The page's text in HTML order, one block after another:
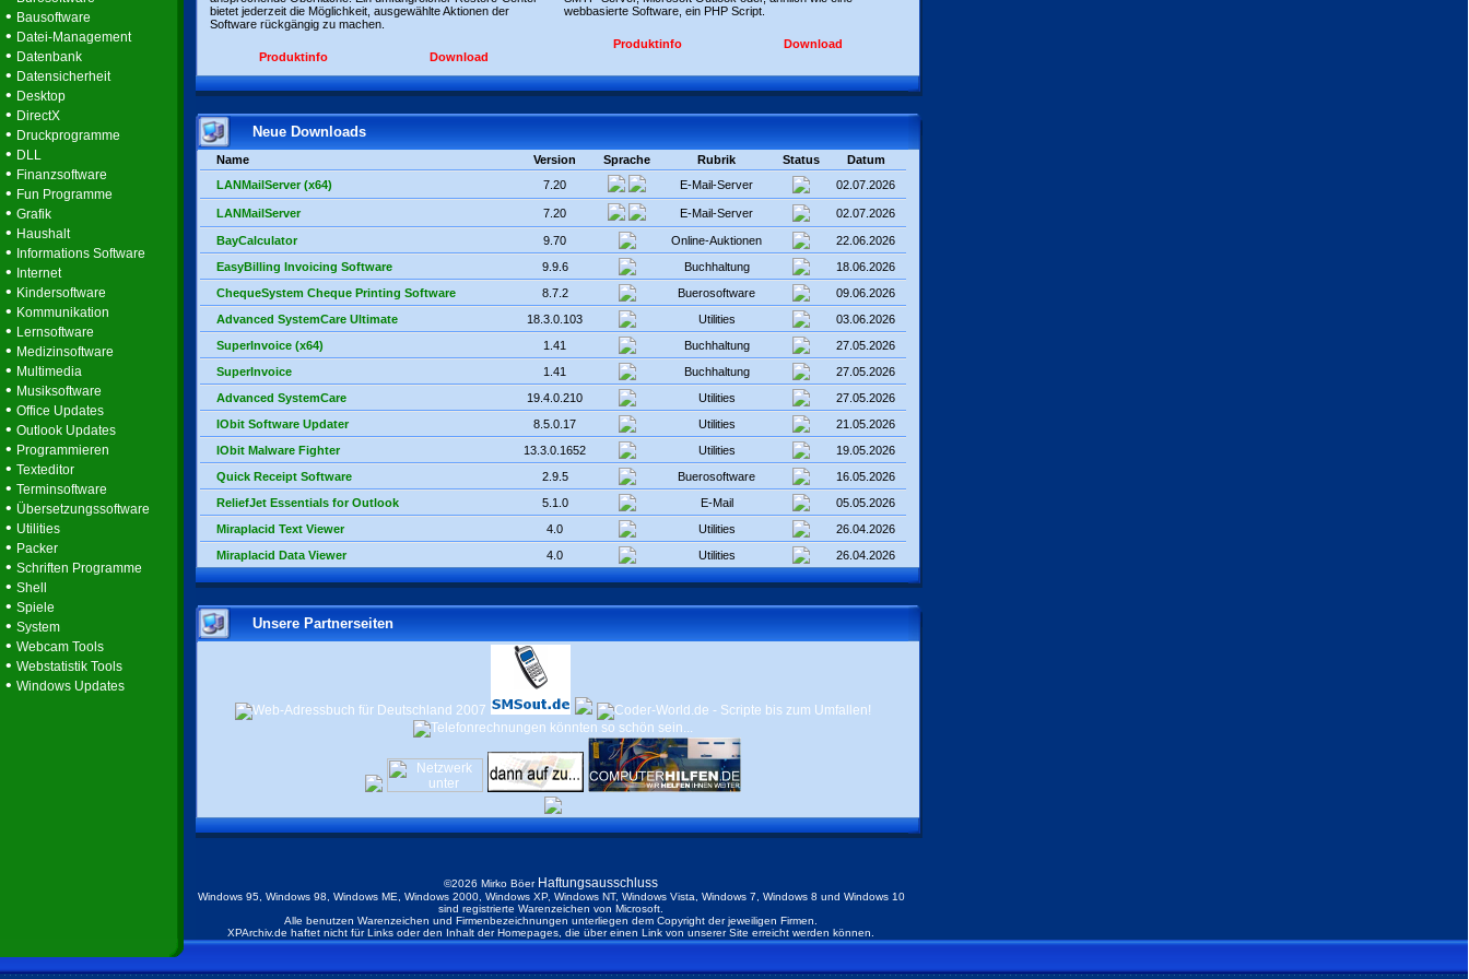
• Bausoftware
• Datei-Management
• Datenbank
• Datensicherheit
• Desktop
• DirectX
• Druckprogramme
• DLL
• Finanzsoftware
• Fun Programme
• Grafik
• Haushalt
• Informations Software
• Internet
• Kindersoftware
• Kommunikation
• Lernsoftware
• Medizinsoftware
• Multimedia
• Musiksoftware
• Office Updates
• Outlook Updates
• Programmieren
• Texteditor
• Terminsoftware
• Übersetzungssoftware
• Utilities
• Packer
• Schriften Programme
• Shell
• Spiele
• System
• Webcam Tools
• Webstatistik Tools
• Windows Updates
bietet jederzeit die Möglichkeit, ausgewählte Aktionen der
Software rückgängig zu machen.
Produktinfo Download
webbasierte Software, ein PHP Script.
Produktinfo Download
Neue Downloads
Name Version Sprache Rubrik Status
Datum
LANMailServer (x64)
7.20 E-Mail-Server 02.07.2026
LANMailServer 7.20 E-Mail-Server 02.07.2026
BayCalculator 9.70 Online-Auktionen
22.06.2026
EasyBilling Invoicing Software
9.9.6 Buchhaltung
18.06.2026
ChequeSystem Cheque Printing Software
8.7.2 Buerosoftware
09.06.2026
Advanced SystemCare Ultimate
18.3.0.103 Utilities
03.06.2026
SuperInvoice (x64)
1.41 Buchhaltung
27.05.2026
SuperInvoice
1.41 Buchhaltung
27.05.2026
Advanced SystemCare
19.4.0.210 Utilities
27.05.2026
IObit Software Updater
8.5.0.17 Utilities
21.05.2026
IObit Malware Fighter
13.3.0.1652 Utilities
19.05.2026
Quick Receipt Software
2.9.5 Buerosoftware
16.05.2026
ReliefJet Essentials for Outlook
5.1.0 E-Mail
05.05.2026
Miraplacid Text Viewer
4.0 Utilities
26.04.2026
Miraplacid Data Viewer
4.0 Utilities 26.04.2026
Unsere Partnerseiten
©2026 Mirko Böer Haftungsausschluss
Windows 95, Windows 98, Windows ME, Windows 2000, Windows XP, Windows NT, Windows Vista, Windows 7, Windows 8 und Windows 10
sind registrierte Warenzeichen von Microsoft.
Alle benutzen Warenzeichen und Firmenbezeichnungen unterliegen dem Copyright der jeweiligen Firmen.
XPArchiv.de haftet nicht für Links oder den Inhalt der Homepages, die über einen Link von unserer Site erreicht werden können.